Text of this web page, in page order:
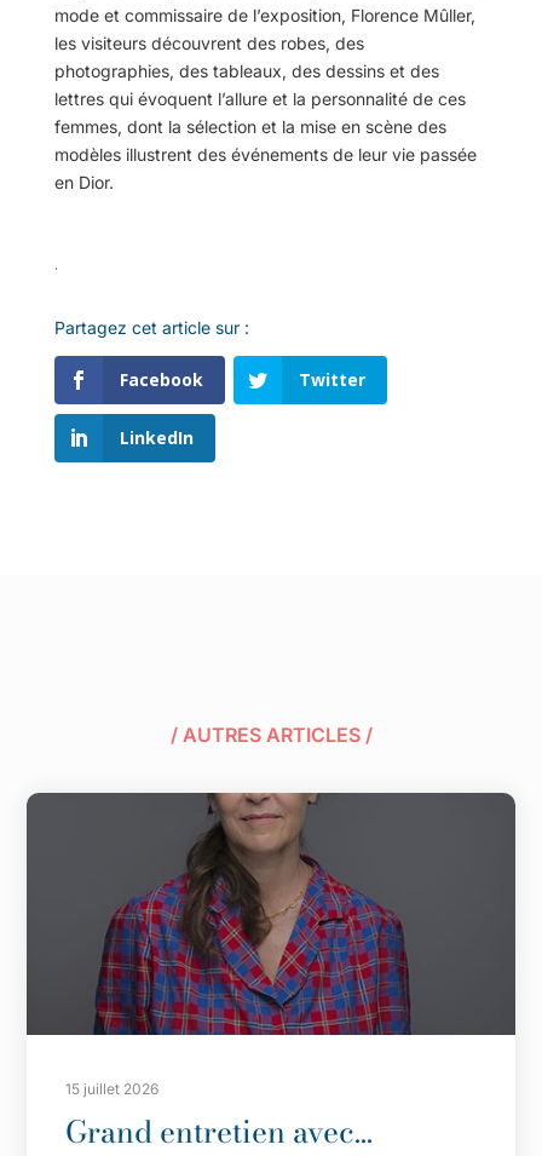
mode et commissaire de l’exposition, Florence Mûller,
les visiteurs découvrent des robes, des
photographies, des tableaux, des dessins et des
lettres qui évoquent l’allure et la personnalité de ces
femmes, dont la sélection et la mise en scène des
modèles illustrent des événements de leur vie passée
en Dior.
.
Partagez cet article sur :
Facebook Twitter
LinkedIn
/ AUTRES ARTICLES /
15 juillet 2026
Grand entretien avec…